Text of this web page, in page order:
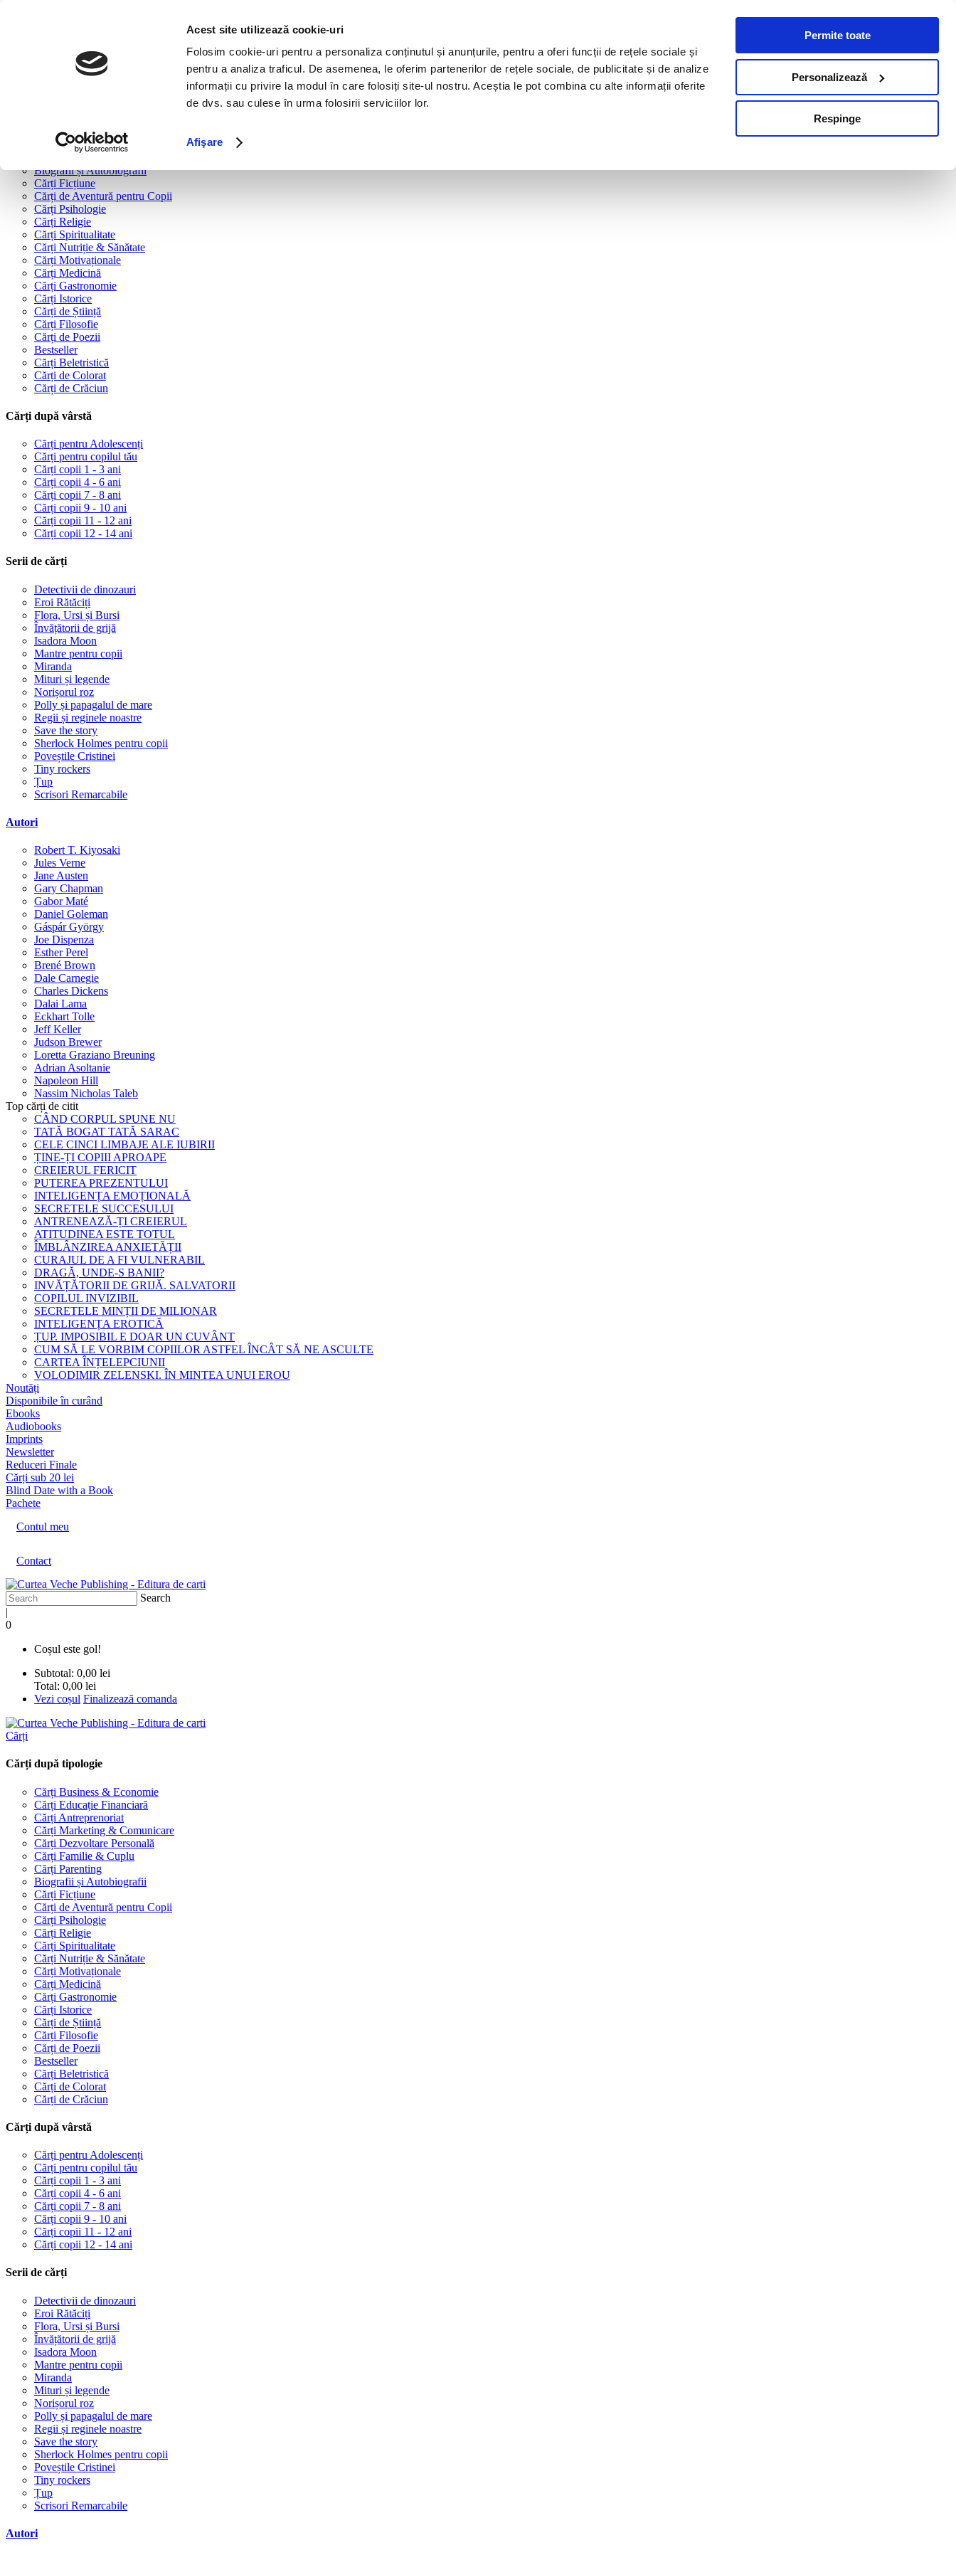
Acest site utilizează cookie-uri
Folosim cookie-uri pentru a personaliza conținutul și anunțurile, pentru a oferi funcții de rețele sociale și
pentru a analiza traficul. De asemenea, le oferim partenerilor de rețele sociale, de publicitate și de analize
informații cu privire la modul în care folosiți site-ul nostru. Aceștia le pot combina cu alte informații oferite
de dvs. sau culese în urma folosirii serviciilor lor.
Afişare
Permite toate
Personalizează
Respinge
Cărți după tipologie
Cărți Dezvoltare Personală
Cărți Familie & Cuplu
Biografii și Autobiografii
Cărți Ficțiune
Cărți de Aventură pentru Copii
Cărți Psihologie
Cărți Religie
Cărți Spiritualitate
Cărți Nutriție & Sănătate
Cărți Motivaționale
Cărți Medicină
Cărți Gastronomie
Cărți Istorice
Cărți de Știință
Cărți Filosofie
Cărți de Poezii
Bestseller
Cărți Beletristică
Cărți de Colorat
Cărți de Crăciun
Cărți după vârstă
Cărți pentru Adolescenți
Cărți pentru copilul tău
Cărți copii 1 - 3 ani
Cărți copii 4 - 6 ani
Cărți copii 7 - 8 ani
Cărți copii 9 - 10 ani
Cărți copii 11 - 12 ani
Cărți copii 12 - 14 ani
Serii de cărți
Detectivii de dinozauri
Eroi Rătăciți
Flora, Ursi și Bursi
Învățătorii de grijă
Isadora Moon
Mantre pentru copii
Miranda
Mituri și legende
Norișorul roz
Polly și papagalul de mare
Regii și reginele noastre
Save the story
Sherlock Holmes pentru copii
Poveștile Cristinei
Tiny rockers
Țup
Scrisori Remarcabile
Autori
Robert T. Kiyosaki
Jules Verne
Jane Austen
Gary Chapman
Gabor Maté
Daniel Goleman
Gáspár György
Joe Dispenza
Esther Perel
Brené Brown
Dale Carnegie
Charles Dickens
Dalai Lama
Eckhart Tolle
Jeff Keller
Judson Brewer
Loretta Graziano Breuning
Adrian Asoltanie
Napoleon Hill
Nassim Nicholas Taleb
Top cărți de citit
CÂND CORPUL SPUNE NU
TATĂ BOGAT TATĂ SARAC
CELE CINCI LIMBAJE ALE IUBIRII
ȚINE-ȚI COPIII APROAPE
CREIERUL FERICIT
PUTEREA PREZENTULUI
INTELIGENȚA EMOȚIONALĂ
SECRETELE SUCCESULUI
ANTRENEAZĂ-ȚI CREIERUL
ATITUDINEA ESTE TOTUL
ÎMBLÂNZIREA ANXIETĂȚII
CURAJUL DE A FI VULNERABIL
DRAGĂ, UNDE-S BANII?
INVĂȚĂTORII DE GRIJĂ. SALVATORII
COPILUL INVIZIBIL
SECRETELE MINȚII DE MILIONAR
INTELIGENȚA EROTICĂ
ȚUP. IMPOSIBIL E DOAR UN CUVÂNT
CUM SĂ LE VORBIM COPIILOR ASTFEL ÎNCÂT SĂ NE ASCULTE
CARTEA ÎNȚELEPCIUNII
VOLODIMIR ZELENSKI. ÎN MINTEA UNUI EROU
Noutăți
Disponibile în curând
Ebooks
Audiobooks
Imprints
Newsletter
Reduceri Finale
Cărți sub 20 lei
Blind Date with a Book
Pachete
Contul meu
Contact
Search
|
0
Coșul este gol!
Subtotal: 0,00 lei
Total: 0,00 lei
Vezi coșul Finalizează comanda
Cărți
Cărți după tipologie
Cărți Business & Economie
Cărți Educație Financiară
Cărți Antreprenoriat
Cărți Marketing & Comunicare
Cărți Dezvoltare Personală
Cărți Familie & Cuplu
Cărți Parenting
Biografii și Autobiografii
Cărți Ficțiune
Cărți de Aventură pentru Copii
Cărți Psihologie
Cărți Religie
Cărți Spiritualitate
Cărți Nutriție & Sănătate
Cărți Motivaționale
Cărți Medicină
Cărți Gastronomie
Cărți Istorice
Cărți de Știință
Cărți Filosofie
Cărți de Poezii
Bestseller
Cărți Beletristică
Cărți de Colorat
Cărți de Crăciun
Cărți după vârstă
Cărți pentru Adolescenți
Cărți pentru copilul tău
Cărți copii 1 - 3 ani
Cărți copii 4 - 6 ani
Cărți copii 7 - 8 ani
Cărți copii 9 - 10 ani
Cărți copii 11 - 12 ani
Cărți copii 12 - 14 ani
Serii de cărți
Detectivii de dinozauri
Eroi Rătăciți
Flora, Ursi și Bursi
Învățătorii de grijă
Isadora Moon
Mantre pentru copii
Miranda
Mituri și legende
Norișorul roz
Polly și papagalul de mare
Regii și reginele noastre
Save the story
Sherlock Holmes pentru copii
Poveștile Cristinei
Tiny rockers
Țup
Scrisori Remarcabile
Autori